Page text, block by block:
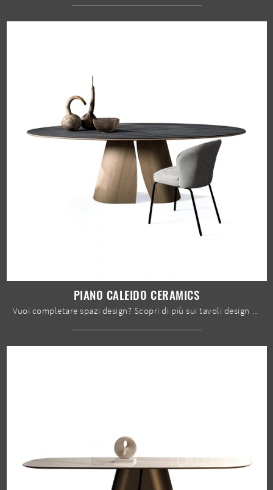
PIANO CALEIDO CERAMICS
Vuoi completare spazi design? Scopri di più sui tavoli design fissi: il modello da pranzo Piano Caleido Ceramics ti attende.